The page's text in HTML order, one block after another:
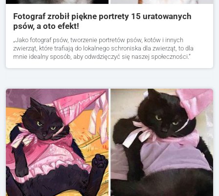
Fotograf zrobił piękne portrety 15 uratowanych
psów, a oto efekt!
„Jako fotograf psów, tworzenie portretów psów, kotów i innych
zwierząt, które trafiają do lokalnego schroniska dla zwierząt, to dla
mnie idealny sposób, aby odwdzięczyć się naszej społeczności.”